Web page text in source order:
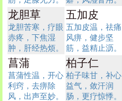
龙胆草
龙胆苦寒，疗眼
赤疼，下焦湿
肿，肝经热烦。
五加皮
五加皮温，祛痛
风痹，健步坚
筋，益精止沥。
菖蒲
菖蒲性温，开心
利窍，去痹除
风，出声至妙。
柏子仁
柏子味甘，补心
益气，敛汗润
肠，更疗惊悸。